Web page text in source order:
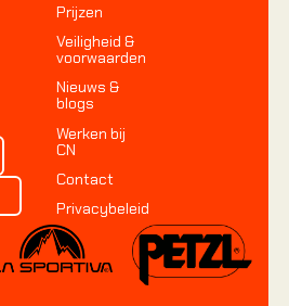
Prijzen
Veiligheid &
voorwaarden
Nieuws &
blogs
Werken bij
CN
Contact
Privacybeleid